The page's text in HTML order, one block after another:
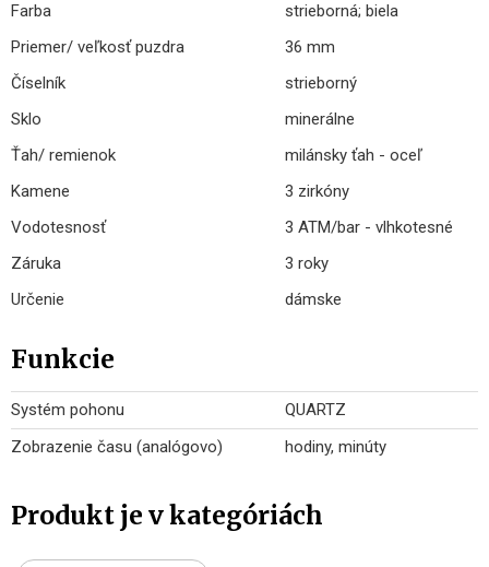
Farba
strieborná; biela
Priemer/ veľkosť puzdra
36 mm
Číselník
strieborný
Sklo
minerálne
Ťah/ remienok
milánsky ťah - oceľ
Kamene
3 zirkóny
Vodotesnosť
3 ATM/bar - vlhkotesné
Záruka
3 roky
Určenie
dámske
Funkcie
Systém pohonu
QUARTZ
Zobrazenie času (analógovo)
hodiny, minúty
Produkt je v kategóriách